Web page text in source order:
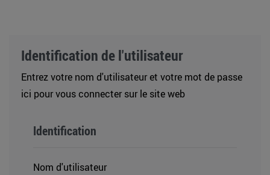
Identification de l'utilisateur
Entrez votre nom d'utilisateur et votre mot de passe
ici pour vous connecter sur le site web
Identification
Nom d'utilisateur